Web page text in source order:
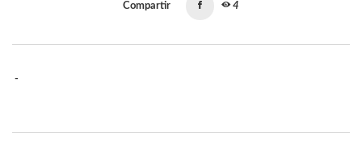
Compartir 4
-